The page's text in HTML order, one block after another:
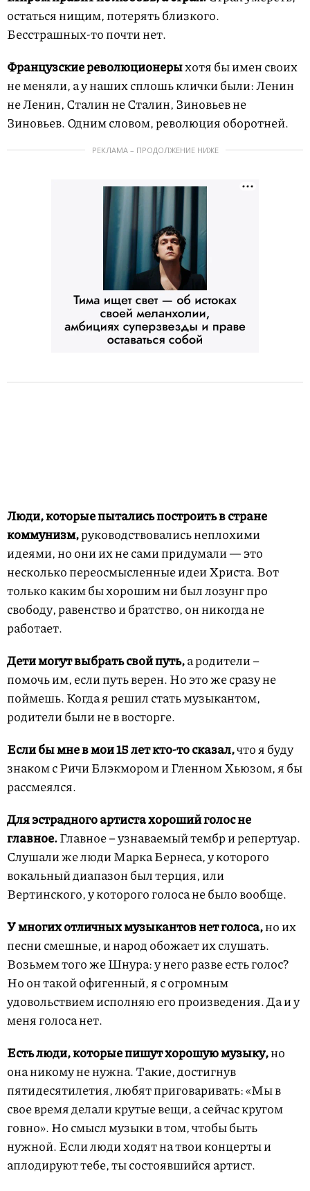
остаться нищим, потерять близкого.
Бесстрашных-то почти нет.
Французские революционерыхотя бы имен своих
не меняли, а у наших сплошь клички были: Ленин
не Ленин, Сталин не Сталин, Зиновьев не
Зиновьев. Одним словом, революция оборотней.
РЕКЛАМА – ПРОДОЛЖЕНИЕ НИЖЕ
Люди, которые пытались построить в стране
коммунизм,руководствовались неплохими
идеями, но они их не сами придумали — это
несколько переосмысленные идеи Христа. Вот
только каким бы хорошим ни был лозунг про
свободу, равенство и братство, он никогда не
работает.
Дети могут выбрать свой путь,а родители –
помочь им, если путь верен. Но это же сразу не
поймешь. Когда я решил стать музыкантом,
родители были не в восторге.
Если бы мне в мои 15 лет кто-то сказал,что я буду
знаком с Ричи Блэкмором и Гленном Хьюзом, я бы
рассмеялся.
Для эстрадного артиста хороший голос не
главное.Главное – узнаваемый тембр и репертуар.
Слушали же люди Марка Бернеса, у которого
вокальный диапазон был терция, или
Вертинского, у которого голоса не было вообще.
У многих отличных музыкантов нет голоса,но их
песни смешные, и народ обожает их слушать.
Возьмем того же Шнура: у него разве есть голос?
Но он такой офигенный, я с огромным
удовольствием исполняю его произведения. Да и у
меня голоса нет.
Есть люди, которые пишут хорошую музыку,но
она никому не нужна. Такие, достигнув
пятидесятилетия, любят приговаривать: «Мы в
свое время делали крутые вещи, а сейчас кругом
говно». Но смысл музыки в том, чтобы быть
нужной. Если люди ходят на твои концерты и
аплодируют тебе, ты состоявшийся артист.